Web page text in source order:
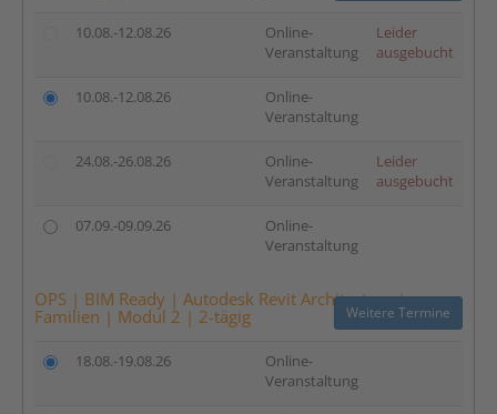
10.08.-12.08.26
Online-
Veranstaltung
Leider
ausgebucht
10.08.-12.08.26
Online-
Veranstaltung
24.08.-26.08.26
Online-
Veranstaltung
Leider
ausgebucht
07.09.-09.09.26
Online-
Veranstaltung
OPS | BIM Ready | Autodesk Revit Architecture |
Familien | Modul 2 | 2-tägig
Weitere Termine
18.08.-19.08.26
Online-
Veranstaltung